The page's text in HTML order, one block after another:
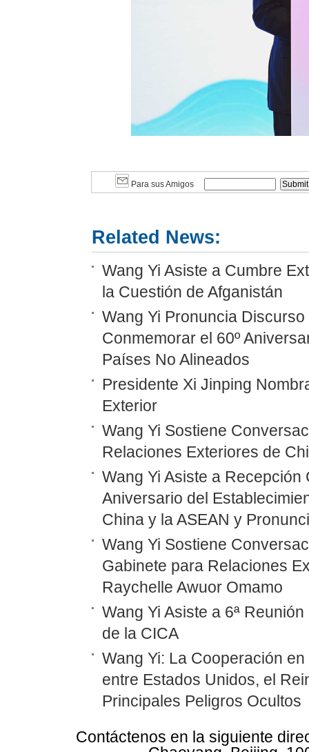
Para sus Amigos
Related News:
Wang Yi Asiste a Cumbre
la Cuestión de Afganistán
Wang Yi Pronuncia
Conmemorar el 60º
Países No Alineados
Presidente Xi Jinping
Exterior
Wang Yi Sostiene
Relaciones Exteriores de
Wang Yi Asiste a Recepción
Aniversario del
China y la ASEAN y
Wang Yi Sostiene
Gabinete para Relaciones
Raychelle Awuor Omamo
Wang Yi Asiste a 6ª
de la CICA
Wang Yi: La Cooperación
entre Estados Unidos, el
Principales Peligros Ocultos
Contáctenos en la siguiente